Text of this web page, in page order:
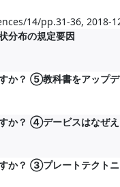
14/pp.31-36, 2018-
分布の規定要因
か？ ⑤教科書をアップデ
か？ ④デービスはなぜえ
か？ ③プレートテクト